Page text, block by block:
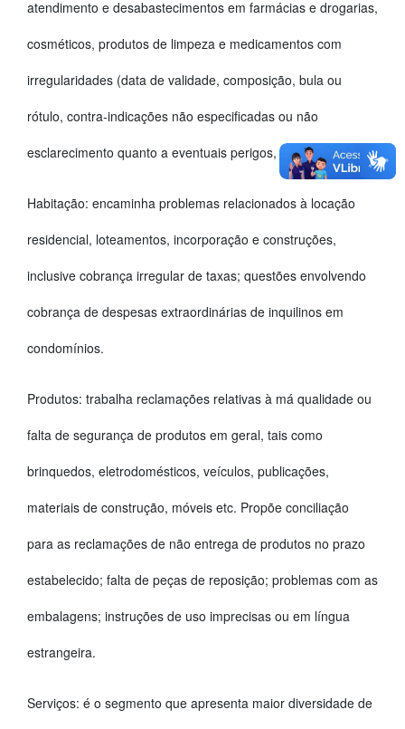
atendimento e desabastecimentos em farmácias e drogarias,
cosméticos, produtos de limpeza e medicamentos com
irregularidades (data de validade, composição, bula ou
rótulo, contra-indicações não especificadas ou não
esclarecimento quanto a eventuais perigos, registro).
Habitação: encaminha problemas relacionados à locação
residencial, loteamentos, incorporação e construções,
inclusive cobrança irregular de taxas; questões envolvendo
cobrança de despesas extraordinárias de inquilinos em
condomínios.
Produtos: trabalha reclamações relativas à má qualidade ou
falta de segurança de produtos em geral, tais como
brinquedos, eletrodomésticos, veículos, publicações,
materiais de construção, móveis etc. Propõe conciliação
para as reclamações de não entrega de produtos no prazo
estabelecido; falta de peças de reposição; problemas com as
embalagens; instruções de uso imprecisas ou em língua
estrangeira.
Serviços: é o segmento que apresenta maior diversidade de